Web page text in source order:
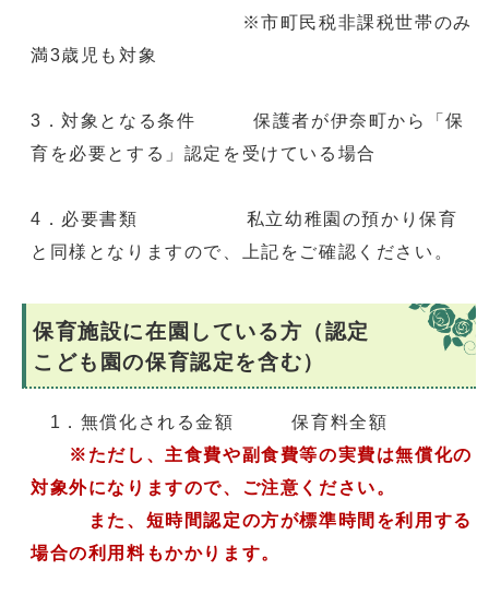
※市町民税非課税世帯のみ
満3歳児も対象
3．対象となる条件 保護者が伊奈町から「保
育を必要とする」認定を受けている場合
4．必要書類 私立幼稚園の預かり保育
と同様となりますので、上記をご確認ください。
保育施設に在園している方（認定
こども園の保育認定を含む）
1．無償化される金額 保育料全額
※ただし、主食費や副食費等の実費は無償化の
対象外になりますので、ご注意ください。
また、短時間認定の方が標準時間を利用する
場合の利用料もかかります。